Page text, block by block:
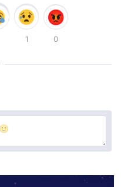
1 0